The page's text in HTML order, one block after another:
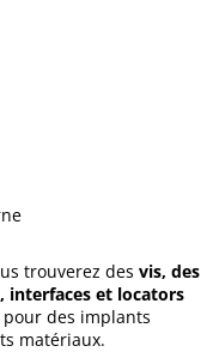
trouverez des vis, des
interfaces et locators
pour des implants
matériaux.